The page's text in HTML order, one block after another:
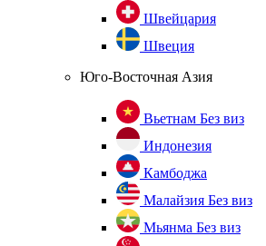
Швейцария
Швеция
Юго-Восточная Азия
Вьетнам Без виз
Индонезия
Камбоджа
Малайзия Без виз
Мьянма Без виз